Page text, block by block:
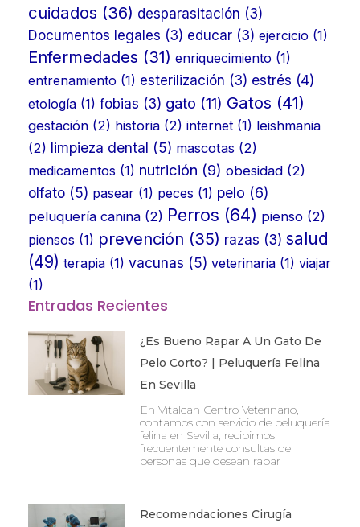
cuidados (36) desparasitación (3)
Documentos legales (3) educar (3) ejercicio (1)
Enfermedades (31) enriquecimiento (1)
entrenamiento (1) esterilización (3) estrés (4)
etología (1) fobias (3) gato (11) Gatos (41)
gestación (2) historia (2) internet (1) leishmania
(2) limpieza dental (5) mascotas (2)
medicamentos (1) nutrición (9) obesidad (2)
olfato (5) pasear (1) peces (1) pelo (6)
peluquería canina (2) Perros (64) pienso (2)
piensos (1) prevención (35) razas (3) salud
(49) terapia (1) vacunas (5) veterinaria (1) viajar
(1)
Entradas Recientes
¿Es Bueno Rapar A Un Gato De
Pelo Corto? | Peluquería Felina
En Sevilla
En Vitalcan Centro Veterinario,
contamos con servicio de peluquería
felina en Sevilla, recibimos
frecuentemente consultas de
personas que desean rapar
Recomendaciones Cirugía